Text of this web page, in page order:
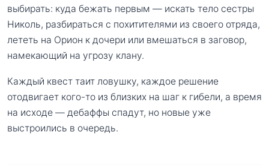
выбирать: куда бежать первым — искать тело сестры
Николь, разбираться с похитителями из своего отряда,
лететь на Орион к дочери или вмешаться в заговор,
намекающий на угрозу клану.
Каждый квест таит ловушку, каждое решение
отодвигает кого-то из близких на шаг к гибели, а время
на исходе — дебаффы спадут, но новые уже
выстроились в очередь.